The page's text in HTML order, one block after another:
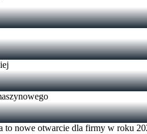
to nowe otwarcie dla firmy w roku